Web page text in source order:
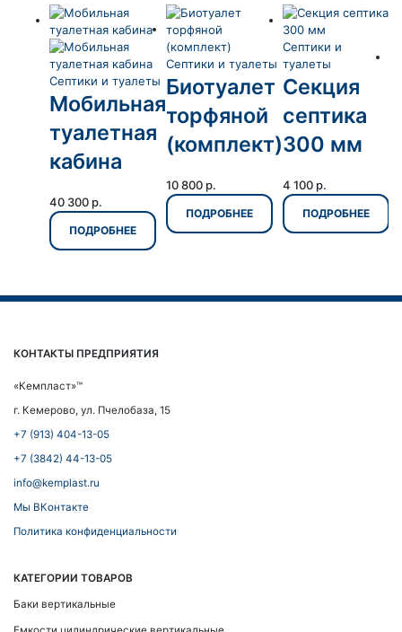
Септики и туалеты
Мобильная
туалетная
кабина
40 300 р.
ПОДРОБНЕЕ
Септики и туалеты
Биотуалет
торфяной
(комплект)
10 800 р.
ПОДРОБНЕЕ
Септики и
туалеты
Секция
септика
300 мм
4 100 р.
ПОДРОБНЕЕ
КОНТАКТЫ ПРЕДПРИЯТИЯ
«Кемпласт»™
г. Кемерово, ул. Пчелобаза, 15
+7 (913) 404-13-05
+7 (3842) 44-13-05
info@kemplast.ru
Мы ВКонтакте
Политика конфиденциальности
КАТЕГОРИИ ТОВАРОВ
Баки вертикальные